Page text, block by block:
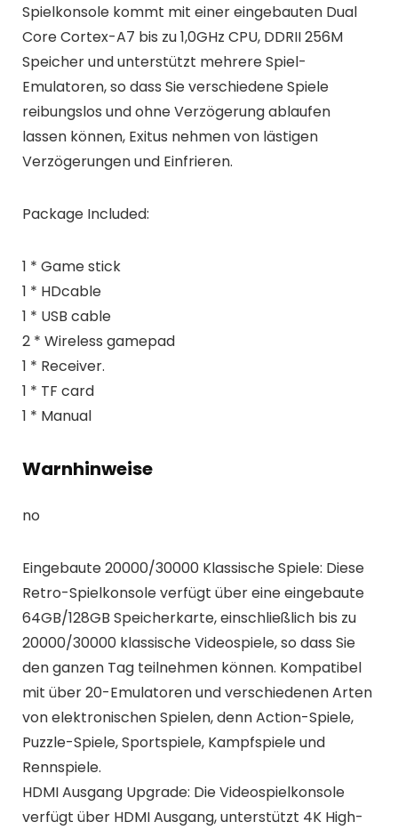
Spielkonsole kommt mit einer eingebauten Dual
Core Cortex-A7 bis zu 1,0GHz CPU, DDRII 256M
Speicher und unterstützt mehrere Spiel-
Emulatoren, so dass Sie verschiedene Spiele
reibungslos und ohne Verzögerung ablaufen
lassen können, Exitus nehmen von lästigen
Verzögerungen und Einfrieren.
Package Included:
1 * Game stick
1 * HDcable
1 * USB cable
2 * Wireless gamepad
1 * Receiver.
1 * TF card
1 * Manual
Warnhinweise
no
Eingebaute 20000/30000 Klassische Spiele: Diese
Retro-Spielkonsole verfügt über eine eingebaute
64GB/128GB Speicherkarte, einschließlich bis zu
20000/30000 klassische Videospiele, so dass Sie
den ganzen Tag teilnehmen können. Kompatibel
mit über 20-Emulatoren und verschiedenen Arten
von elektronischen Spielen, denn Action-Spiele,
Puzzle-Spiele, Sportspiele, Kampfspiele und
Rennspiele.
HDMI Ausgang Upgrade: Die Videospielkonsole
verfügt über HDMI Ausgang, unterstützt 4K High-